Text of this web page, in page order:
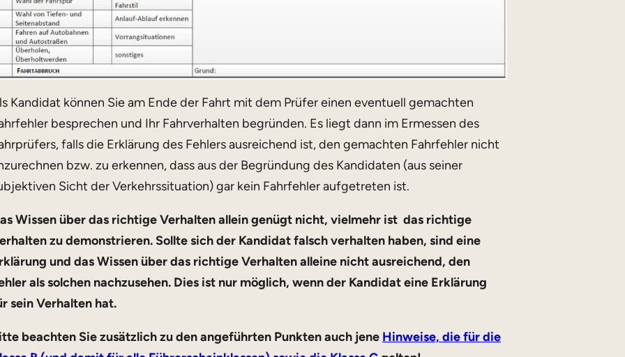
Kandidat können Sie am Ende der Fahrt mit dem Prüfer einen eventuell gemachten
besprechen und Ihr Fahrverhalten begründen. Es liegt dann im Ermessen des
falls die Erklärung des Fehlers ausreichend ist, den gemachten Fahrfehler nicht
bzw. zu erkennen, dass aus der Begründung des Kandidaten (aus seiner
Sicht der Verkehrssituation) gar kein Fahrfehler aufgetreten ist.
Wissen über das richtige Verhalten allein genügt nicht, vielmehr ist das richtige
zu demonstrieren. Sollte sich der Kandidat falsch verhalten haben, sind eine
und das Wissen über das richtige Verhalten alleine nicht ausreichend, den
als solchen nachzusehen. Dies ist nur möglich, wenn der Kandidat eine Erklärung
sein Verhalten hat.
beachten Sie zusätzlich zu den angeführten Punkten auch jene Hinweise, die für die